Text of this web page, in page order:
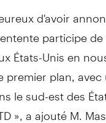
d'avoir
participe
États-Unis en
plan,
le sud-est des
», a ajouté M.